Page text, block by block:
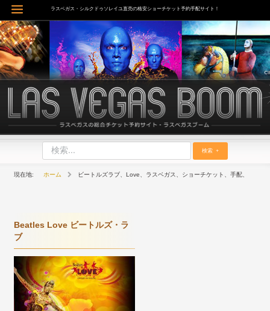
を
ス
キ
ッ
プ
Main
Menu
ラスベガス・シルクドゥソレイユ直売の格安ショーチケット予約手配サイト！
検索
ホーム ビートルズラブ、Love、ラスベガス、ショーチケット、手配、
Beatles Love ビートルズ・ラ
ブ